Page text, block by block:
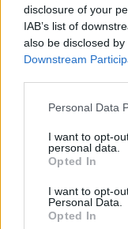
disclosure of your
IAB’s list of
also be disclosed
Downstream
Personal Data
I want to opt-
personal data.
Opted In
I want to opt-
Personal Data.
Opted In